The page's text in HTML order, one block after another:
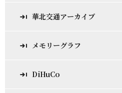
華北交通アーカイブ
メモリーグラフ
DiHuCo